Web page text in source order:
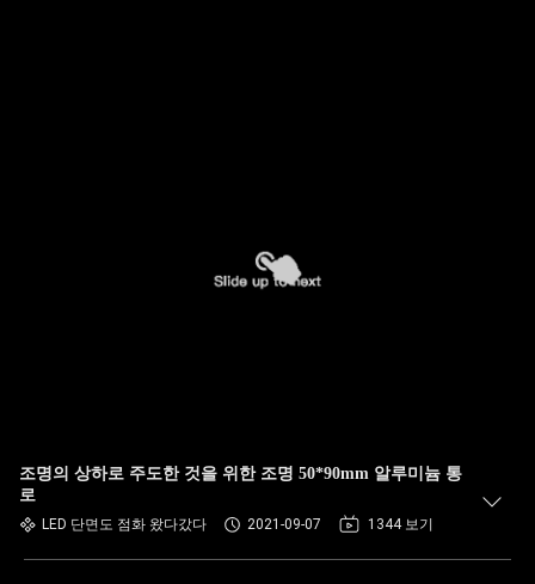
조명의 상하로 주도한 것을 위한 조명 50*90mm 알루미늄 통
로
LED 단면도 점화 왔다갔다 2021-09-07 1344 보기